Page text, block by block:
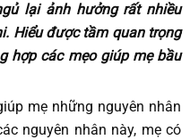
lại ảnh hưởng rất nhiều
Hiểu được tầm quan trọng
hợp các mẹo giúp mẹ bầu
mẹ những nguyên nhân
nguyên nhân này, mẹ có